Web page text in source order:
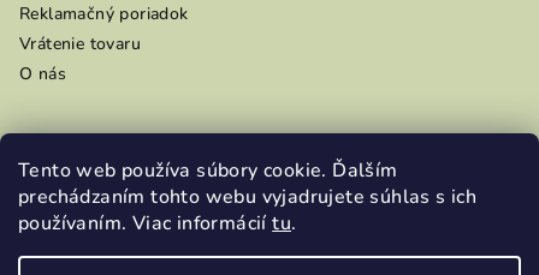
Tento web používa súbory cookie. Ďalším
prechádzaním tohto webu vyjadrujete súhlas s ich
používaním. Viac informáciítu.
Reklamačný poriadok
Vrátenie tovaru
O nás
Prijímame online platby